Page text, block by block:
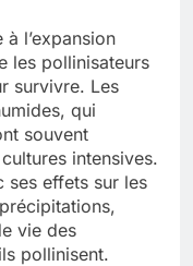
l’expansion
les pollinisateurs
survivre. Les
qui
souvent
intensives.
ses effets sur les
vie des
pollinisent.